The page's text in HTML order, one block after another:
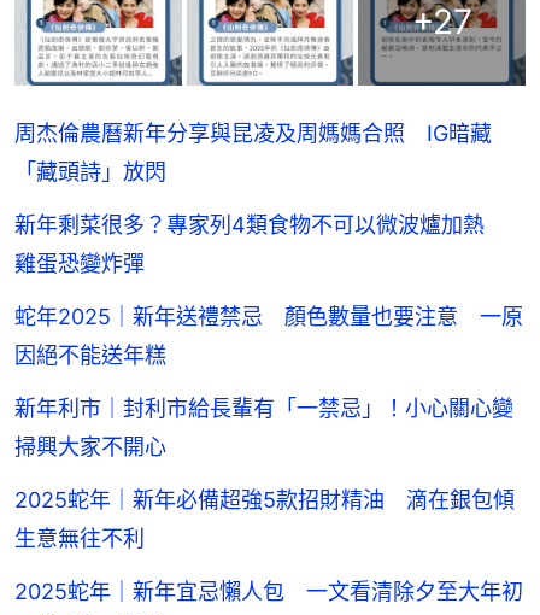
+27
周杰倫農曆新年分享與昆凌及周媽媽合照 IG暗藏
「藏頭詩」放閃
新年剩菜很多？專家列4類食物不可以微波爐加熱
雞蛋恐變炸彈
蛇年2025｜新年送禮禁忌 顏色數量也要注意 一原
因絕不能送年糕
新年利市｜封利市給長輩有「一禁忌」！小心關心變
掃興大家不開心
2025蛇年｜新年必備超強5款招財精油 滴在銀包傾
生意無往不利
2025蛇年｜新年宜忌懶人包 一文看清除夕至大年初